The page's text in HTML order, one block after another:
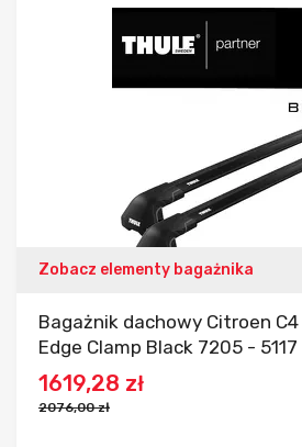
Zobacz elementy bagażnika
Bagażnik dachowy Citroen
Edge Clamp Black 7205 - 5117
1619,28 zł
2076,00 zł